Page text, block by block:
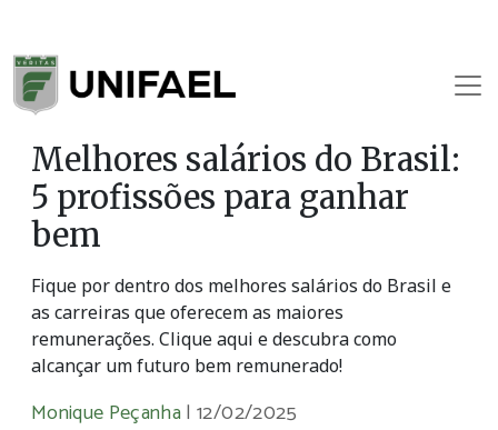
Melhores salários do Brasil:
5 profissões para ganhar
bem
Fique por dentro dos melhores salários do Brasil e
as carreiras que oferecem as maiores
remunerações. Clique aqui e descubra como
alcançar um futuro bem remunerado!
Monique Peçanha |12/02/2025